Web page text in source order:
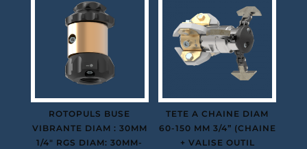
ROTOPULS BUSE
VIBRANTE DIAM : 30MM
1/4″ RGS DIAM: 30MM-
TETE A CHAINE DIAM
60-150 MM 3/4” (CHAINE
+ VALISE OUTIL